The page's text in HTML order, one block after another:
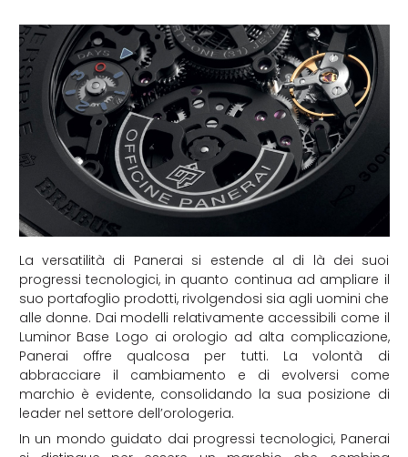
La versatilità di Panerai si estende al di là dei suoi
progressi tecnologici, in quanto continua ad ampliare il
suo portafoglio prodotti, rivolgendosi sia agli uomini che
alle donne. Dai modelli relativamente accessibili come il
Luminor Base Logo ai orologio ad alta complicazione,
Panerai offre qualcosa per tutti. La volontà di
abbracciare il cambiamento e di evolversi come
marchio è evidente, consolidando la sua posizione di
leader nel settore dell’orologeria.
In un mondo guidato dai progressi tecnologici, Panerai